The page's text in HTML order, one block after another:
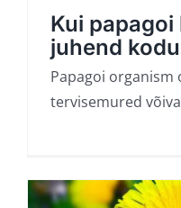
Kui
juhend
Papagoi
tervisemured